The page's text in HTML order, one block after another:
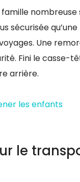
sécurisée qu’une
Une
Fini le casse-
arrière.
les enfants
le